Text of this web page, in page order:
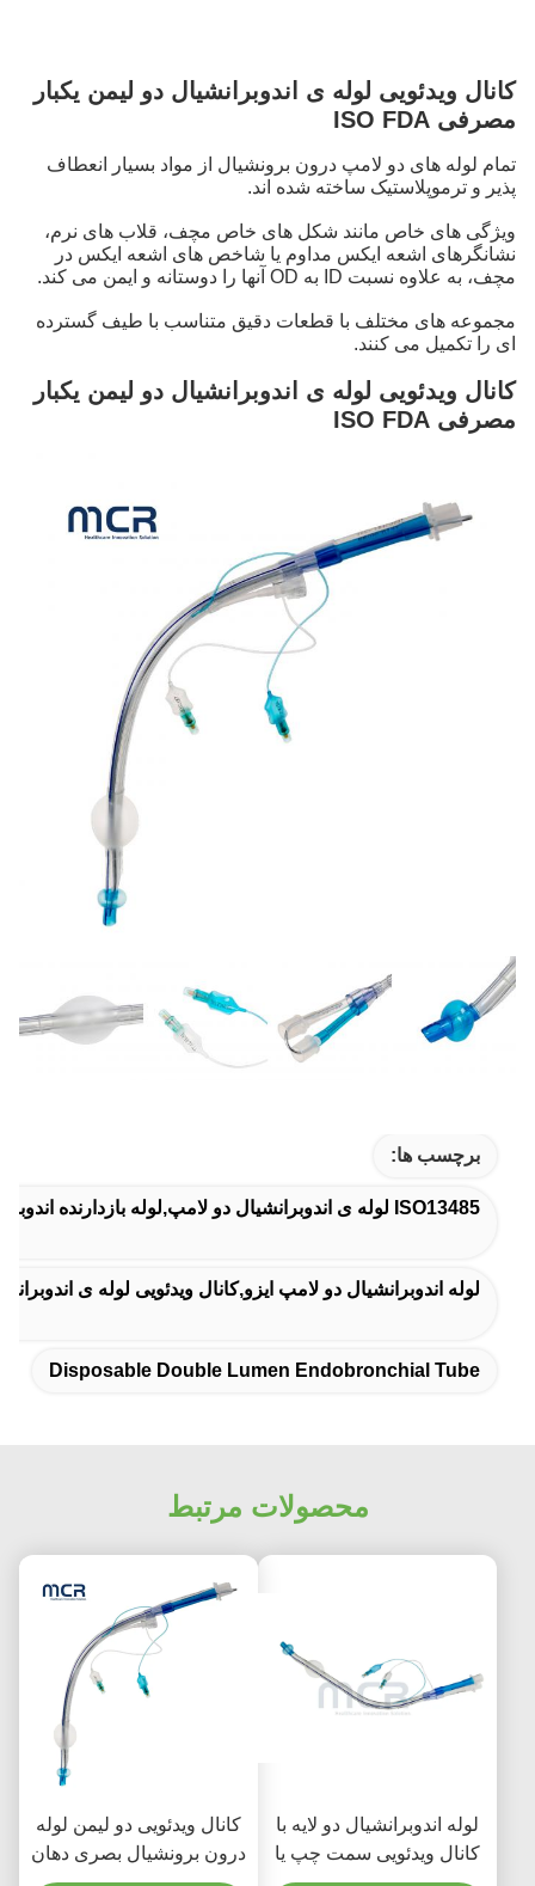
کانال ویدئویی لوله ی اندوبرانشیال دو لیمن یکبار
مصرفی ISO FDA
تمام لوله های دو لامپ درون برونشیال از مواد بسیار انعطاف
پذیر و ترموپلاستیک ساخته شده اند.
ویژگی های خاص مانند شکل های خاص مچف، قلاب های نرم،
نشانگرهای اشعه ایکس مداوم یا شاخص های اشعه ایکس در
مچف، به علاوه نسبت ID به OD آنها را دوستانه و ایمن می کند.
مجموعه های مختلف با قطعات دقیق متناسب با طیف گسترده
ای را تکمیل می کنند.
کانال ویدئویی لوله ی اندوبرانشیال دو لیمن یکبار
مصرفی ISO FDA
برچسب ها:
ISO13485 لوله ی اندوبرانشیال دو لامپ,لوله بازدارنده اندوبرانشیال یکبار مصرف,لوله ی اندوبرانشیال دو لیمن یکبار مصرف
لوله اندوبرانشیال دو لامپ ایزو,کانال ویدئویی لوله ی
Disposable Double Lumen Endobronchial Tube
محصولات مرتبط
لوله اندوبرانشیال دو لایه با
کانال ویدئویی سمت چپ یا
راست
کانال ویدئویی دو لیمن لوله
درون برونشیال بصری دهان
پاک PVC